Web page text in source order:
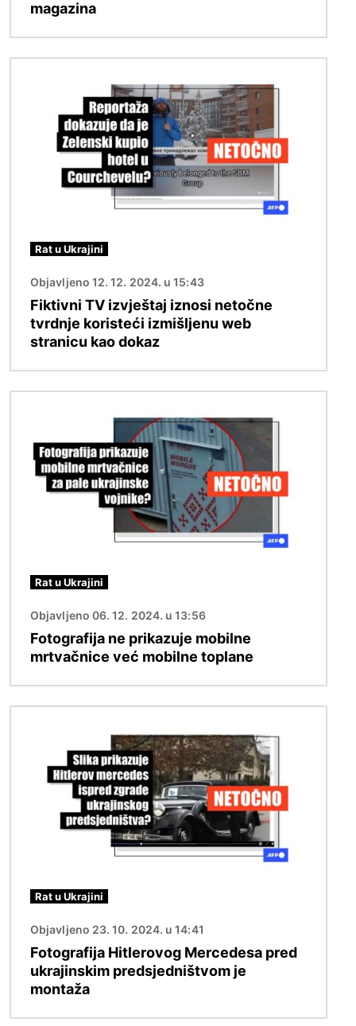
magazina
Rat u Ukrajini
Objavljeno 12. 12. 2024. u 15:43
Fiktivni TV izvještaj iznosi netočne
tvrdnje koristeći izmišljenu web
stranicu kao dokaz
Rat u Ukrajini
Objavljeno 06. 12. 2024. u 13:56
Fotografija ne prikazuje mobilne
mrtvačnice već mobilne toplane
Rat u Ukrajini
Objavljeno 23. 10. 2024. u 14:41
Fotografija Hitlerovog Mercedesa pred
ukrajinskim predsjedništvom je
montaža